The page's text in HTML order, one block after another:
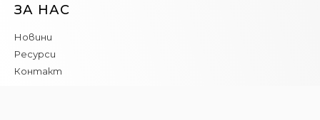
ЗА НАС
Новини
Ресурси
Контакт